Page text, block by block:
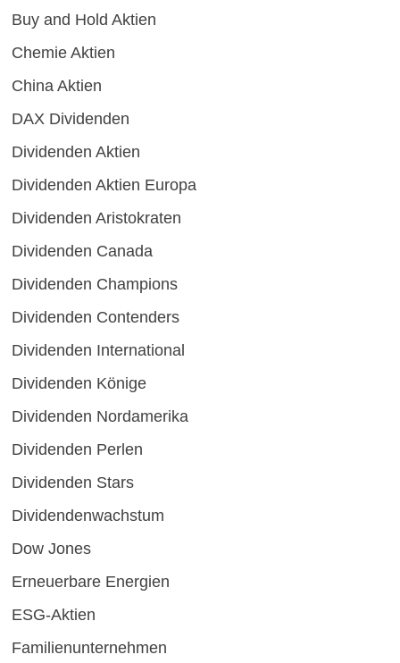
Buy and Hold Aktien
Chemie Aktien
China Aktien
DAX Dividenden
Dividenden Aktien
Dividenden Aktien Europa
Dividenden Aristokraten
Dividenden Canada
Dividenden Champions
Dividenden Contenders
Dividenden International
Dividenden Könige
Dividenden Nordamerika
Dividenden Perlen
Dividenden Stars
Dividendenwachstum
Dow Jones
Erneuerbare Energien
ESG-Aktien
Familienunternehmen